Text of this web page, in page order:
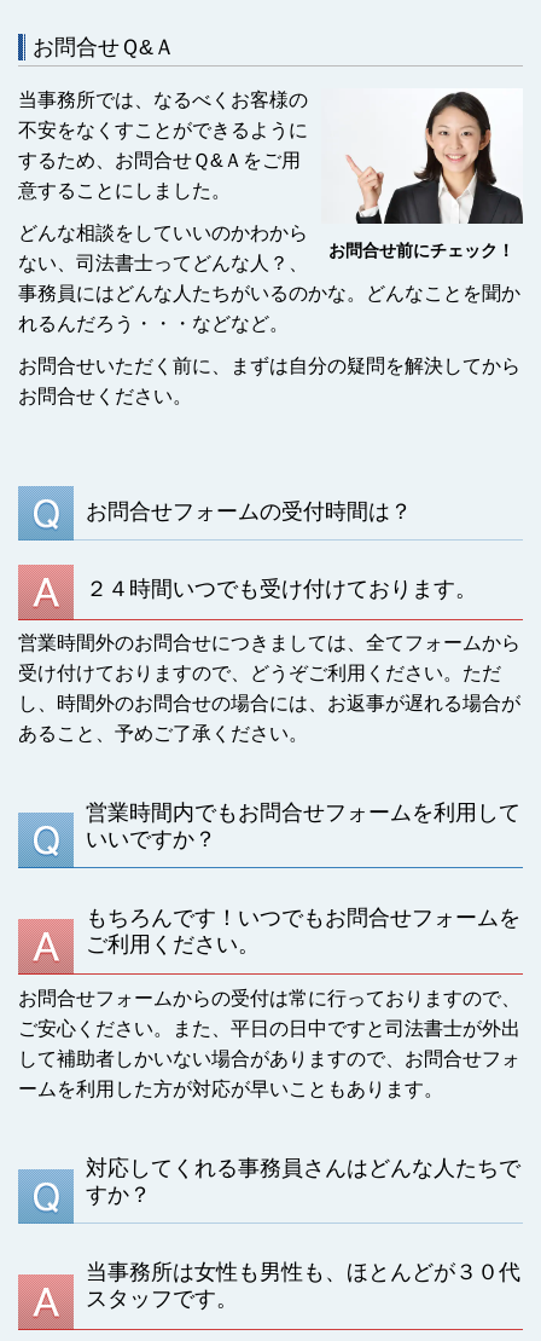
お問合せＱ&Ａ
お問合せ前にチェック！
当事務所では、なるべくお客様の
不安をなくすことができるように
するため、お問合せＱ&Ａをご用
意することにしました。
どんな相談をしていいのかわから
ない、司法書士ってどんな人？、
事務員にはどんな人たちがいるのかな。どんなことを聞か
れるんだろう・・・などなど。
お問合せいただく前に、まずは自分の疑問を解決してから
お問合せください。
お問合せフォームの受付時間は？
２４時間いつでも受け付けております。
営業時間外のお問合せにつきましては、全てフォームから
受け付けておりますので、どうぞご利用ください。ただ
し、時間外のお問合せの場合には、お返事が遅れる場合が
あること、予めご了承ください。
営業時間内でもお問合せフォームを利用して
いいですか？
もちろんです！いつでもお問合せフォームを
ご利用ください。
お問合せフォームからの受付は常に行っておりますので、
ご安心ください。また、平日の日中ですと司法書士が外出
して補助者しかいない場合がありますので、お問合せフォ
ームを利用した方が対応が早いこともあります。
対応してくれる事務員さんはどんな人たちで
すか？
当事務所は女性も男性も、ほとんどが３０代
スタッフです。